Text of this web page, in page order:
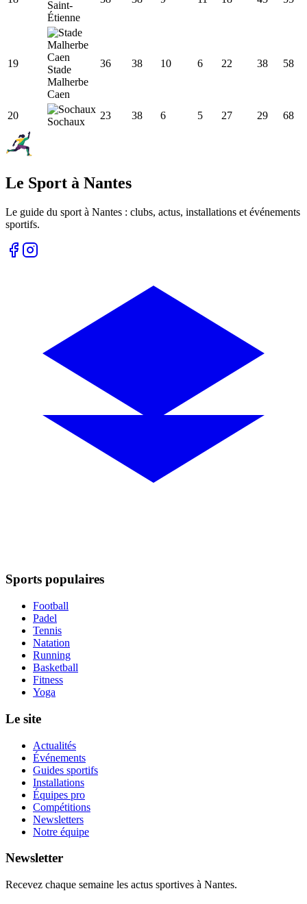
Saint-
Étienne
19
Stade
Malherbe
Caen
36 38 10 6 22 38 58
20
Sochaux
23 38 6 5 27 29 68
Le Sport à Nantes
Le guide du sport à Nantes : clubs, actus, installations et événements
sportifs.
Sports populaires
Football
Padel
Tennis
Natation
Running
Basketball
Fitness
Yoga
Le site
Actualités
Événements
Guides sportifs
Installations
Équipes pro
Compétitions
Newsletters
Notre équipe
Newsletter
Recevez chaque semaine les actus sportives à Nantes.